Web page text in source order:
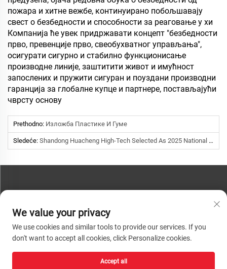
пожара и хитне вежбе, континуирано побољшавају
свест о безбедности и способности за реаговање у хи
Компанија ће увек придржавати концепт "безбедности
прво, превенције прво, свеобухватног управљања",
осигурати сигурно и стабилно функционисање
производне линије, заштитити живот и имућност
запослених и пружити сигуран и поуздани производни
гаранција за глобалне купце и партнере, постављајући
чврсту основу
Prethodno: Изложба Пластике И Гуме
Sledeće: Shandong Huacheng High-Tech Selected As 2025 National Green Factory | Green Manufacturing Leader
Телефон:+86-13793890209
Телефон:+86-13793890209
We value your privacy
We use cookies and similar tools to provide our services. If you
don't want to accept all cookies, click Personalize cookies.
Accept all